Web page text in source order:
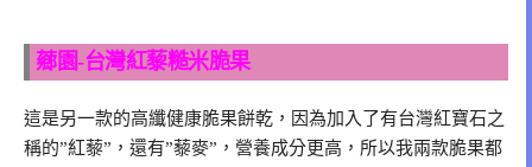
薌園-台灣紅藜糙米脆果
這是另一款的高纖健康脆果餅乾，因為加入了有台灣紅寶石之
稱的”紅藜”，還有”藜麥”，營養成分更高，所以我兩款脆果都